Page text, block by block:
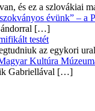
és ez a szlovákiai
évünk” – a
[…]
testét
az egykori
Kultúra
Gabriellával […]